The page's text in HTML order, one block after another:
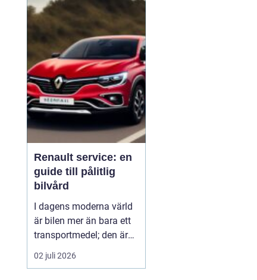
ekonomiskt och ur
miljösynpunkt. Genom
att vä...
Renault service: en
guide till pålitlig
bilvård
I dagens moderna värld
är bilen mer än bara ett
transportmedel; den är
en viktig del av vårt
dagliga liv och ofta en
02 juli 2026